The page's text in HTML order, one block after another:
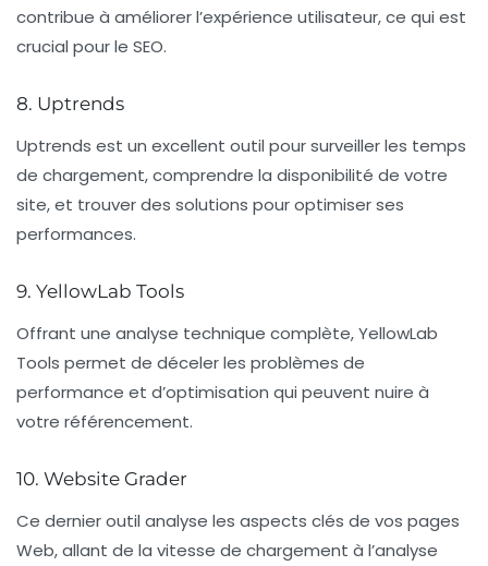
contribue à améliorer l’expérience utilisateur, ce qui est
crucial pour le SEO.
8. Uptrends
Uptrends est un excellent outil pour surveiller les temps
de chargement, comprendre la disponibilité de votre
site, et trouver des solutions pour optimiser ses
performances.
9. YellowLab Tools
Offrant une analyse technique complète, YellowLab
Tools permet de déceler les problèmes de
performance et d’optimisation qui peuvent nuire à
votre référencement.
10. Website Grader
Ce dernier outil analyse les aspects clés de vos pages
Web, allant de la vitesse de chargement à l’analyse